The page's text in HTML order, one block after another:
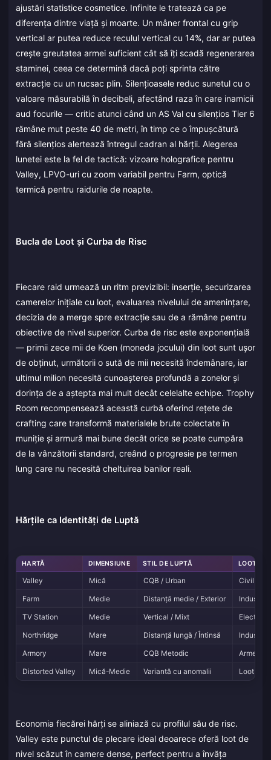
ajustări statistice cosmetice. Infinite le tratează ca pe
diferența dintre viață și moarte. Un mâner frontal cu grip
vertical ar putea reduce reculul vertical cu 14%, dar ar putea
crește greutatea armei suficient cât să îți scadă regenerarea
staminei, ceea ce determină dacă poți sprinta către
extracție cu un rucsac plin. Silențioasele reduc sunetul cu o
valoare măsurabilă în decibeli, afectând raza în care inamicii
aud focurile — critic atunci când un AS Val cu silențios Tier 6
rămâne mut peste 40 de metri, în timp ce o împușcătură
fără silențios alertează întregul cadran al hărții. Alegerea
lunetei este la fel de tactică: vizoare holografice pentru
Valley, LPVO-uri cu zoom variabil pentru Farm, optică
termică pentru raidurile de noapte.
Bucla de Loot și Curba de Risc
Fiecare raid urmează un ritm previzibil: inserție, securizarea
camerelor inițiale cu loot, evaluarea nivelului de amenințare,
decizia de a merge spre extracție sau de a rămâne pentru
obiective de nivel superior. Curba de risc este exponențială
— primii zece mii de Koen (moneda jocului) din loot sunt ușor
de obținut, următorii o sută de mii necesită îndemânare, iar
ultimul milion necesită cunoașterea profundă a zonelor și
dorința de a aștepta mai mult decât celelalte echipe. Trophy
Room recompensează această curbă oferind rețete de
crafting care transformă materialele brute colectate în
muniție și armură mai bune decât orice se poate cumpăra
de la vânzătorii standard, creând o progresie pe termen
lung care nu necesită cheltuirea banilor reali.
Hărțile ca Identități de Luptă
HARTĂ DIMENSIUNE STIL DE LUPTĂ LOOT
Valley Mică CQB / Urban
Civil +
Farm
Medie Distanță medie / Exterior
TV Station
Medie Vertical / Mixt
Northridge
Mare Distanță lungă / Întinsă
Armory
Mare CQB Metodic
Arme +
Distorted Valley
Mică-Medie Variantă cu anomalii Loot
Economia fiecărei hărți se aliniază cu profilul său de risc.
Valley este punctul de plecare ideal deoarece oferă loot de
nivel scăzut în camere dense, perfect pentru a învăța